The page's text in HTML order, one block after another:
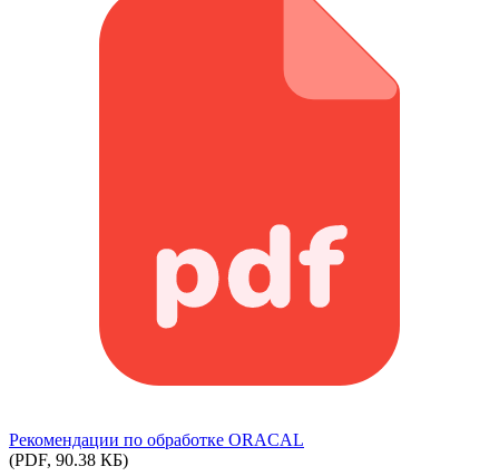
Рекомендации по обработке ORACAL
(PDF, 90.38 КБ)